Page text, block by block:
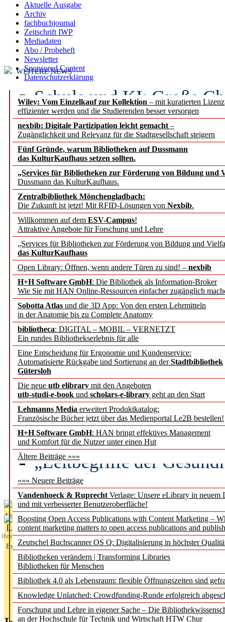
Aktuelle Ausgabe
Archiv
fachbuchjournal
Zeitschrift IWP
Mediadaten
Abo / Probeheft
Newsletter
Sponsored Content
Datenschutzerklärung
Wiley: Vom Einzelkauf zur Kollektion – mit kuratierten
effizienter werden und die Studierenden besser versorgen
nexbib: Digitale Partizipation leicht gemacht –
Zugänglichkeit und Relevanz für die Stadtgesellschaft steigern
Fünf Gründe, warum Bibliotheken auf Dussmann
das KulturKaufhaus setzen sollten.
„Services für Bibliotheken zur Förderung von Bildung und
Dussmann das KulturKaufhaus.
Zentralbibliothek Mönchengladbach:
Die Zukunft ist jetzt! Mit RFID-Lösungen von Nexbib.
Willkommen auf dem ESV-Campus!
Attraktive Angebote für Forschung und Lehre
„Services für Bibliotheken zur Förderung von Bildung und
das KulturKaufhaus
Open Library: Öffnen, wenn andere Türen zu sind! – nexbib
H+H Software GmbH: Die Bibliothek als Information-Broker
Wie Sie mit HAN Online-Ressourcen einfacher zugänglich
Sobotta Atlas und die 3D App: Von den ersten Lehrmitteln
in der Anatomie bis zu Complete Anatomy
bibliotheca: DIGITAL – MOBIL – VERNETZT
Ein rundes Bibliothekserlebnis für alle
Eine Entscheidung für Ergonomie und Kundenservice:
Automatisierte Rückgabe und Sortierung an derStadtbibliothek
Gütersloh
Die neue utb elibrary mit den Angeboten
utb-studi-e-book und scholars-e-library geht an den Start
Lehmanns Media erweitert Produktkatalog:
Französische Bücher jetzt über das Medienportal Le2B bestellen!
H+H Software GmbH: HAN bringt effektives Management
und Komfort für die Nutzer unter einen Hut
Ältere Beiträge »»»
««« Neuere Beiträge
Vandenhoeck & Ruprecht Verlage: Unsere eLibrary in neuem
und mit verbesserter Benutzeroberfläche!
Boosting Open Access Publications with Content Marketing –
content marketing matters to open access publications and
Zeutschel Buchscanner OS Q: Digitalisierung in höchster
Bibliotheken verändern | Transforming Libraries
Bibliotheken für Menschen
Bibliothek 4.0 als Lebensraum: flexible Öffnungszeiten sind
Knowledge Unlatched: Crowdfunding-Runde erfolgreich
Forschung und Lehre in eigener Sache – Die
an der Hochschule für Technik und Wirtschaft HTW Chur
WEITERE NEWS
Schule und KI: Große
Voraussetzungen
Erfolgreiches erstes
Segment Research –
angepasst
konstruktiv!
Mohr Siebeck
und die Zeitschrift für
Francke Attempto
EBSCO Information
Recherchefunktionen in
Sorbisches Institut neu
Geschichte und
Künstliche Intelligenz
besser zu verstehen
„Leitbegriffe der
des BIÖG erscheinen
Aktuelles aus
L
ibrary
Essentials